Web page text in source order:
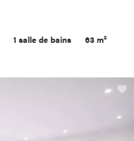
1 salle de bains 63 m²